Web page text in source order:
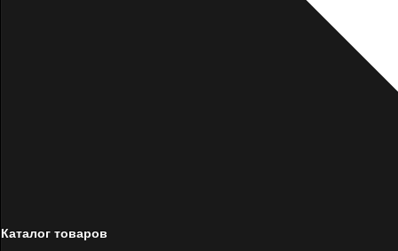
Каталог товаров